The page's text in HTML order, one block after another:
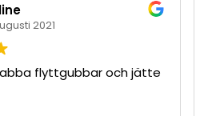
2021
flyttgubbar och jätte